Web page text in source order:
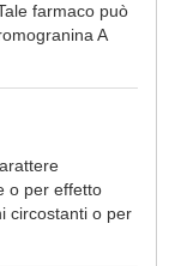
farmaco può
A
o per effetto
circostanti o per